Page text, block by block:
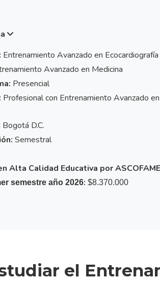
Entrenamiento Avanzado en Ecocardiografía
Avanzado en Medicina
Presencial
Profesional con Entrenamiento Avanzado en
Bogotá D.C.
Semestral
Alta Calidad Educativa por ASCOFAME
semestre año 2026: $8.370.000
el